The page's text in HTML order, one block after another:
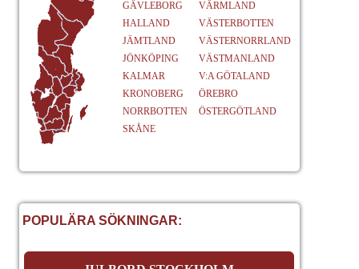
GÄVLEBORG
HALLAND
JÄMTLAND
JÖNKÖPING
KALMAR
KRONOBERG
NORRBOTTEN
SKÅNE
VÄRMLAND
VÄSTERBOTTEN
VÄSTERNORRLAND
VÄSTMANLAND
V:A GÖTALAND
ÖREBRO
ÖSTERGÖTLAND
POPULÄRA SÖKNINGAR: